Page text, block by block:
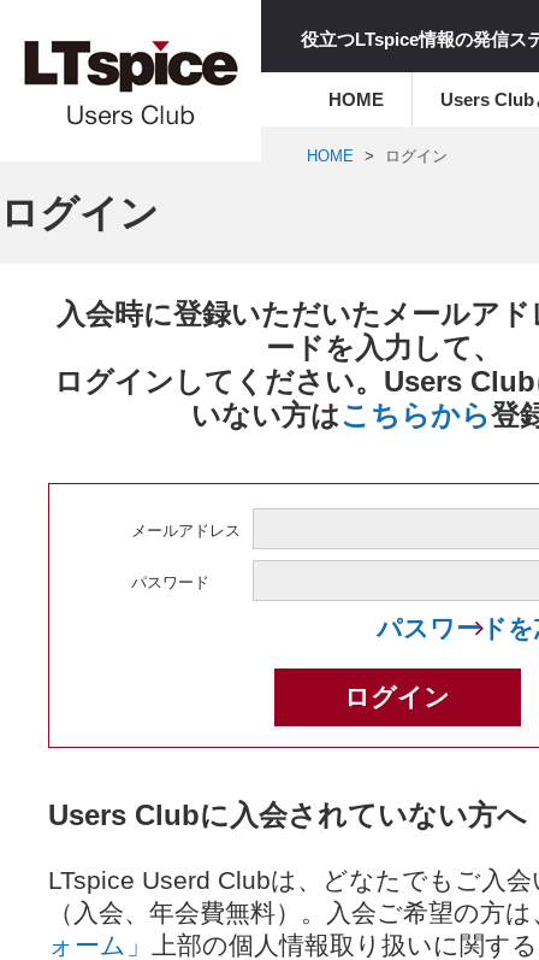
役立つLTspice情報の発信ス
HOME Users Club
HOME ログイン
ログイン
入会時に登録いただいたメールア
ードを入力して、
ログインしてください。Users
いない方はこちらから登
メールアドレス
パスワード
パスワード
Users Clubに入会されていない方へ
LTspice Userd Clubは、どなたでもご入
（入会、年会費無料）。入会ご希望の方は
ォーム」
上部の個人情報取り扱いに関す